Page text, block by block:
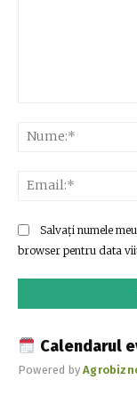
Salvați numele
browser pentru data
Calendarul
Powered by